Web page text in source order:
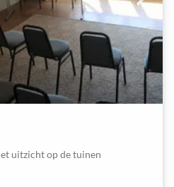
uitzicht op de tuinen